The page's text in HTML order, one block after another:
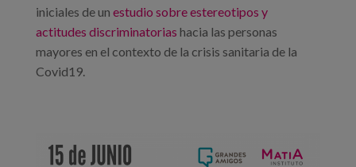
iniciales de un estudio sobre estereotipos y
actitudes discriminatorias hacia las personas
mayores en el contexto de la crisis sanitaria de la
Covid19.